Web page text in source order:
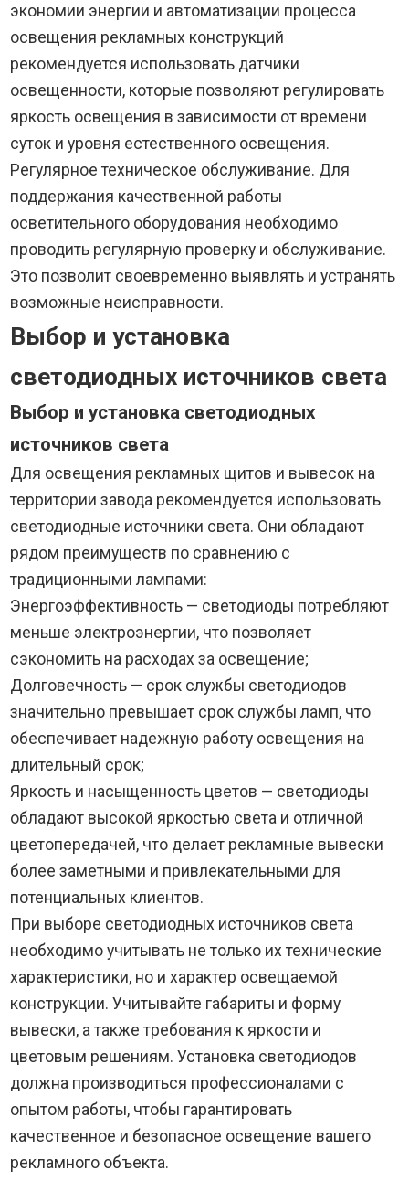
экономии энергии и автоматизации процесса
освещения рекламных конструкций
рекомендуется использовать датчики
освещенности, которые позволяют регулировать
яркость освещения в зависимости от времени
суток и уровня естественного освещения.
Регулярное техническое обслуживание. Для
поддержания качественной работы
осветительного оборудования необходимо
проводить регулярную проверку и обслуживание.
Это позволит своевременно выявлять и устранять
возможные неисправности.
Выбор и установка
светодиодных источников света
Выбор и установка светодиодных
источников света
Для освещения рекламных щитов и вывесок на
территории завода рекомендуется использовать
светодиодные источники света. Они обладают
рядом преимуществ по сравнению с
традиционными лампами:
Энергоэффективность — светодиоды потребляют
меньше электроэнергии, что позволяет
сэкономить на расходах за освещение;
Долговечность — срок службы светодиодов
значительно превышает срок службы ламп, что
обеспечивает надежную работу освещения на
длительный срок;
Яркость и насыщенность цветов — светодиоды
обладают высокой яркостью света и отличной
цветопередачей, что делает рекламные вывески
более заметными и привлекательными для
потенциальных клиентов.
При выборе светодиодных источников света
необходимо учитывать не только их технические
характеристики, но и характер освещаемой
конструкции. Учитывайте габариты и форму
вывески, а также требования к яркости и
цветовым решениям. Установка светодиодов
должна производиться профессионалами с
опытом работы, чтобы гарантировать
качественное и безопасное освещение вашего
рекламного объекта.